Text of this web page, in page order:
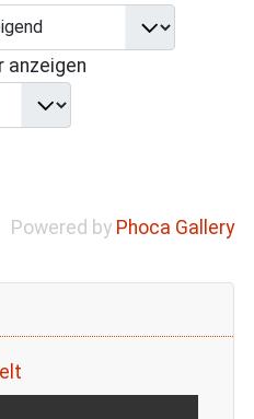
anzeigen
Powered by Phoca Gallery